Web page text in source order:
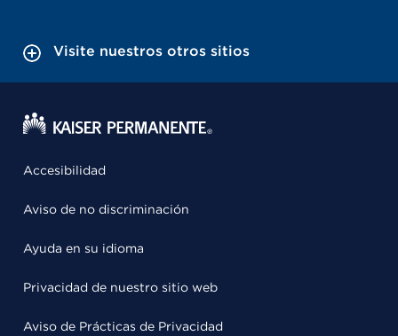
Visite nuestros otros sitios
Accesibilidad
Aviso de no discriminación
Ayuda en su idioma
Privacidad de nuestro sitio web
Aviso de Prácticas de Privacidad